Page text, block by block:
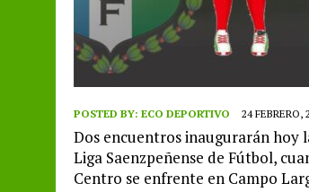
POSTED BY: ECO DEPORTIVO 24 FEBRERO,
Dos encuentros inaugurarán hoy
Liga Saenzpeñense de Fútbol,
Centro se enfrente en Campo